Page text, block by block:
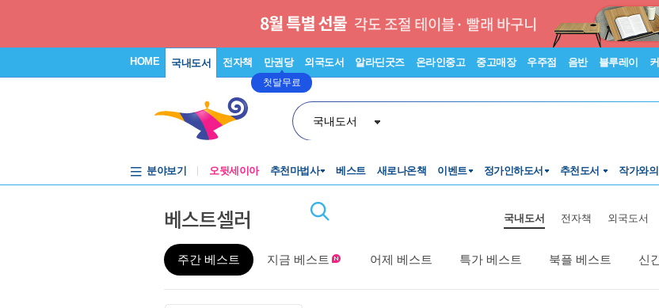
HOME 국내도서 전자책 만권당
첫달무료
외국도서 알라딘굿즈 온라인중고 중고매장 우주점 음반 블루레이
국내도서
분야보기 오뒷세이아 추천마법사 베스트 새로나온책 이벤트 정가인하도서 추천도서 작가와
베스트셀러 국내도서 전자책 외국도서
주간 베스트 지금 베스트 어제 베스트 특가 베스트 북플 베스트 신